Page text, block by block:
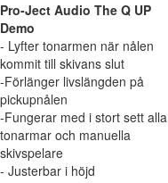
Pro-Ject Audio The Q UP
Demo
- Lyfter tonarmen när nålen
kommit till skivans slut
-Förlänger livslängden på
pickupnålen
-Fungerar med i stort sett alla
tonarmar och manuella
skivspelare
- Justerbar i höjd